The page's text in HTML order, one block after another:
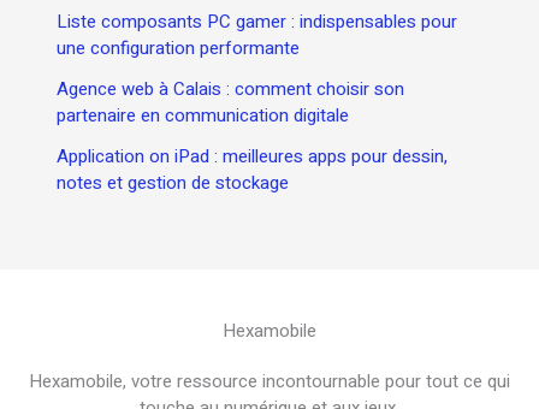
Liste composants PC gamer : indispensables pour
une configuration performante
Agence web à Calais : comment choisir son
partenaire en communication digitale
Application on iPad : meilleures apps pour dessin,
notes et gestion de stockage
Hexamobile
Hexamobile, votre ressource incontournable pour tout ce qui